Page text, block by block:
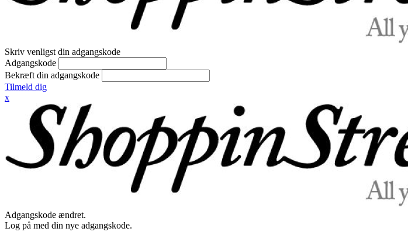
Skriv venligst din adgangskode
Adgangskode
Bekræft din adgangskode
Tilmeld dig
x
Adgangskode ændret.
Log på med din nye adgangskode.